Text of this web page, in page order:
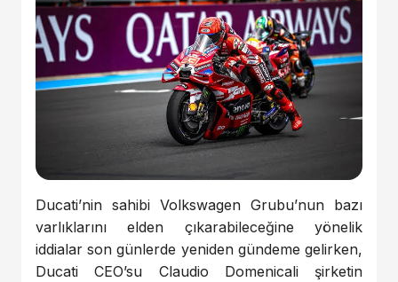
Ducati’nin sahibi Volkswagen Grubu’nun bazı
varlıklarını elden çıkarabileceğine yönelik
iddialar son günlerde yeniden gündeme gelirken,
Ducati CEO’su Claudio Domenicali şirketin